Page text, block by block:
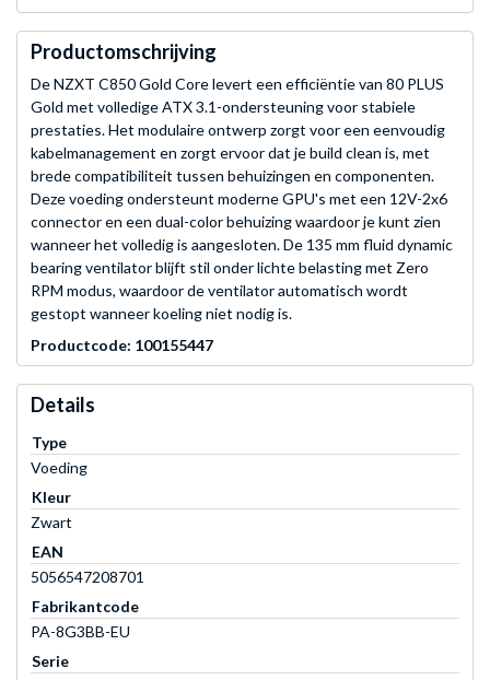
Productomschrijving
De NZXT C850 Gold Core levert een efficiëntie van 80 PLUS
Gold met volledige ATX 3.1-ondersteuning voor stabiele
prestaties. Het modulaire ontwerp zorgt voor een eenvoudig
kabelmanagement en zorgt ervoor dat je build clean is, met
brede compatibiliteit tussen behuizingen en componenten.
Deze voeding ondersteunt moderne GPU's met een 12V-2x6
connector en een dual-color behuizing waardoor je kunt zien
wanneer het volledig is aangesloten. De 135 mm fluid dynamic
bearing ventilator blijft stil onder lichte belasting met Zero
RPM modus, waardoor de ventilator automatisch wordt
gestopt wanneer koeling niet nodig is.
Productcode: 100155447
Details
Type
Voeding
Kleur
Zwart
EAN
5056547208701
Fabrikantcode
PA-8G3BB-EU
Serie